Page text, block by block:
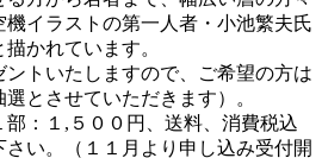
イラストの第一人者・小池繁夫氏
かれています。
トいたしますので、ご希望の方は
とさせていただきます）。
：１,５００円、送料、消費税込
い。（１１月より申し込み受付開